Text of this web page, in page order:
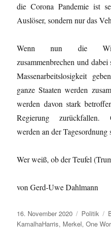
die Corona Pandemie ist
Auslöser, sondern nur das
Wenn nun die
zusammenbrechen und
Massenarbeitslosigkeit
ganze Staaten werden
werden davon stark
Regierung zurückfallen.
werden an der Tagesordnung
Wer weiß, ob der Teufel
von Gerd-Uwe Dahlmann
Veröffentlicht
am
16. November 2020 Politik
KamalhaHarris, Merkel,One